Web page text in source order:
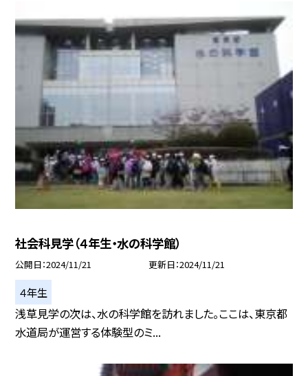
社会科見学（４年生・水の科学館）
公開日 2024/11/21 更新日 2024/11/21
４年生
浅草見学の次は、水の科学館を訪れました。ここは、東京都
水道局が運営する体験型のミ...